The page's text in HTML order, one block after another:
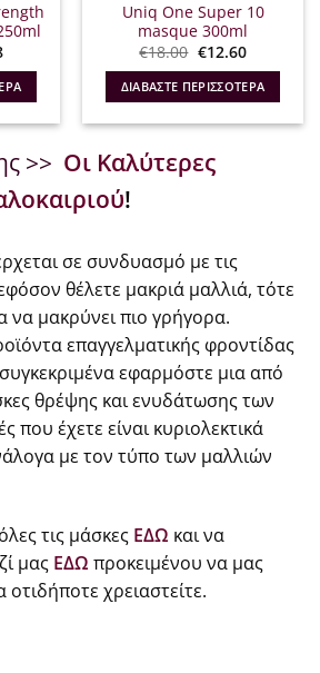
Η
τρέχουσα
τιμή
είναι:
€28.88.
Uniq One Super 10
masque 300ml
€18.00 Original
price
was:
€18.00.
€12.60Η
τιμή
είναι:
€12.60.
ΔΙΑΒΆΣΤΕ ΠΕΡΙΣΣΌΤΕΡΑ
>> Οι Καλύτερες
!
σε συνδυασμό με τις
θέλετε μακριά μαλλιά, τότε
να μακρύνει πιο γρήγορα.
επαγγελματικής φροντίδας
εφαρμόστε μια από
θρέψης και ενυδάτωσης των
που έχετε είναι κυριολεκτικά
με τον τύπο των μαλλιών
τις μάσκες ΕΔΩ και να
μας ΕΔΩ προκειμένου να μας
οτιδήποτε χρειαστείτε.